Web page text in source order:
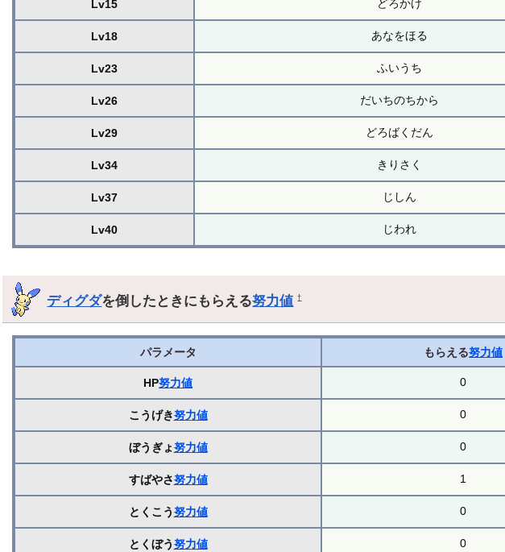
Lv15 どろかけ
Lv18 あなをほる
Lv23 ふいうち
Lv26 だいちのちから
Lv29 どろばくだん
Lv34 きりさく
Lv37 じしん
Lv40 じわれ
ディグダを倒したときにもらえる努力値 †
パラメータ もらえる努力値
HP努力値 0
こうげき努力値 0
ぼうぎょ努力値 0
すばやさ努力値 1
とくこう努力値 0
とくぼう努力値 0